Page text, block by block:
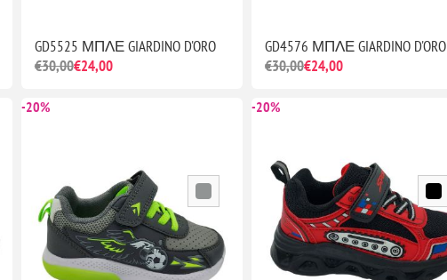
GD5525 ΜΠΛΕ GIARDINO D'ORO
€30,00€24,00
GD4576 ΜΠΛΕ GIARDINO D'ORO
€30,00€24,00
-20% -20%